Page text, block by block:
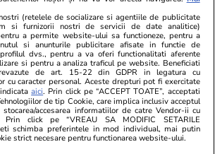
au apartinut familiilor care cereau
acestea au adus castiguri de
celor care falsificau documente s
pentru a putea fi retrocedate unor
nu aveau nimic romanaesc .Jaf , hotie
fost la mare onoare in retrocedari .
buna .
2
(retelele de socializare si agentiile de publicitate
si furnizorii nostri de servicii de date analitice)
a permite website-ului sa functioneze, pentru a
si anunturile publicitare afisate in functie de
dvs., pentru a va oferi functionalitati aferente
si pentru a analiza traficul pe website. Beneficiati
de art. 15-22 din GDPR in legatura cu
cu caracter personal. Aceste drepturi pot fi exercitate
aici. Prin click pe “ACCEPT TOATE”, acceptati
de tip Cookie, care implica inclusiv acceptul
accesarea informatiilor de catre Vendor-ii cu
Prin click pe “VREAU SA MODIFIC SETARILE
schimba preferintele in mod individual, mai putin
strict necesare pentru functionarea website-ului.